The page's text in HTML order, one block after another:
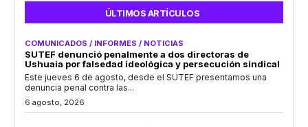
ÚLTIMOS ARTÍCULOS
COMUNICADOS / INFORMES / NOTICIAS
SUTEF denunció penalmente a dos directoras de
Ushuaia por falsedad ideológica y persecución sindical
Este jueves 6 de agosto, desde el SUTEF presentamos una
denuncia penal contra las...
6 agosto, 2026